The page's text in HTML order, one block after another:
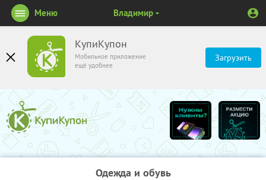
КупиКупон
Мобильное приложение
ещё удобнее
Загрузить
Меню Владимир
Одежда и обувь